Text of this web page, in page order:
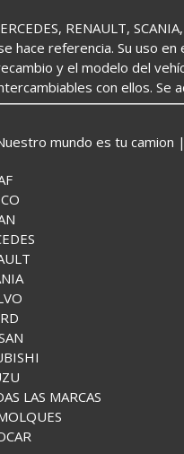
RENAULT,
hace referencia. Su uso
y el modelo del
con ellos. Se
mundo es tu
LAS MARCAS